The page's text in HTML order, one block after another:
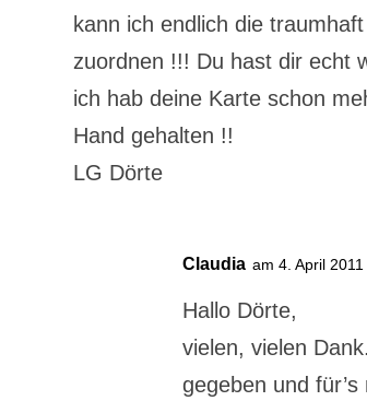
kann ich endlich die
zuordnen !!! Du hast dir echt
ich hab deine Karte schon
Hand gehalten !!
LG Dörte
Claudia am 4. April
Hallo Dörte,
vielen, vielen
gegeben und